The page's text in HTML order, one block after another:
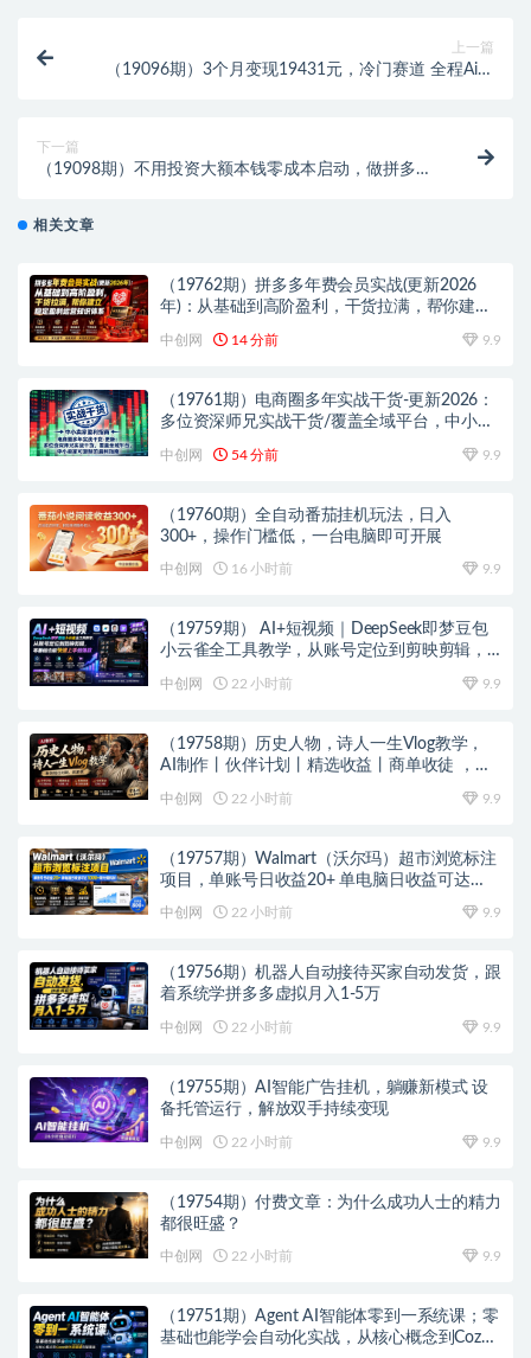
上一篇
（19096期）3个月变现19431元，冷门赛道 全程Ai操
下一篇
（19098期）不用投资大额本钱零成本启动，做拼多多
相关文章
（19762期）拼多多年费会员实战(更新2026
年)：从基础到高阶盈利，干货拉满，帮你建立
中创网 14 分前 9.9
（19761期）电商圈多年实战干货-更新2026：
多位资深师兄实战干货/覆盖全域平台，中小卖
中创网 54 分前 9.9
（19760期）全自动番茄挂机玩法，日入
300+，操作门槛低，一台电脑即可开展
中创网 16 小时前 9.9
（19759期） AI+短视频｜DeepSeek即梦豆包
小云雀全工具教学，从账号定位到剪映剪辑，
中创网 22 小时前 9.9
（19758期）历史人物，诗人一生Vlog教学，
AI制作丨伙伴计划丨精选收益丨商单收徒 ，新
中创网 22 小时前 9.9
（19757期）Walmart（沃尔玛）超市浏览标注
项目，单账号日收益20+ 单电脑日收益可达
中创网 22 小时前 9.9
（19756期）机器人自动接待买家自动发货，跟
着系统学拼多多虚拟月入1-5万
中创网 22 小时前 9.9
（19755期）AI智能广告挂机，躺赚新模式 设
备托管运行，解放双手持续变现
中创网 22 小时前 9.9
（19754期）付费文章：为什么成功人士的精力
都很旺盛？
中创网 22 小时前 9.9
（19751期）Agent AI智能体零到一系统课；零
基础也能学会自动化实战，从核心概念到Coze